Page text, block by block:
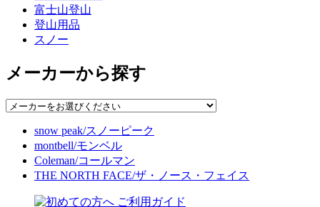
富士山登山
登山用品
スノー
メーカーから探す
snow peak/スノーピーク
montbell/モンベル
Coleman/コールマン
THE NORTH FACE/ザ・ノース・フェイス